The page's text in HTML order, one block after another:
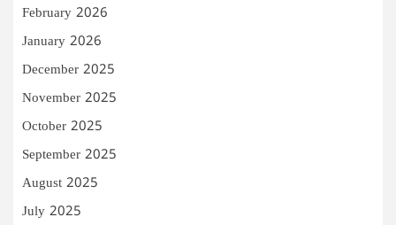
February 2026
January 2026
December 2025
November 2025
October 2025
September 2025
August 2025
July 2025